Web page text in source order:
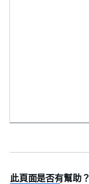
此頁面是否有幫助？